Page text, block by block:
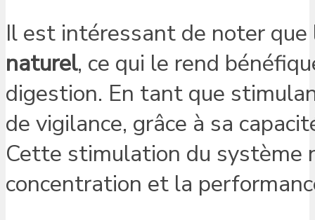
Il est intéressant de noter
naturel, ce qui le rend
digestion. En tant que
de vigilance, grâce à sa
Cette stimulation du système
concentration et la